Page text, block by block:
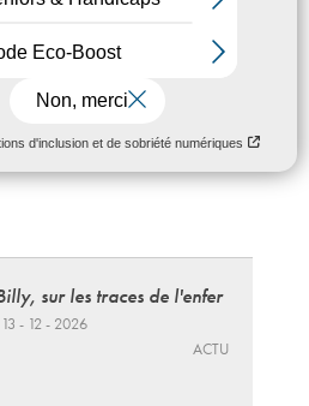
la porte de Bagnolet > A3
> Suivre Montreuil S29 > Sortie
Antoine > Centre ville à
deuxième feu à droite >
rue Danton.
sur les traces de l'enfer
- 12 - 2026
ACTU